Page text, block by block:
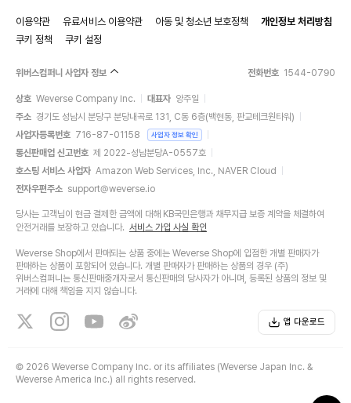
이용약관 유료서비스 이용약관 아동 및 청소년 보호정책
개인정보 처리방침
쿠키 정책
쿠키 설정
위버스컴퍼니 사업자 정보 전화번호 1544-0790
상호 Weverse Company Inc. 대표자 양주일
주소 경기도 성남시 분당구 분당내곡로 131, C동 6층(백현동, 판교테크원타워)
사업자등록번호 716-87-01158 사업자 정보 확인
통신판매업 신고번호 제 2022-성남분당A-0557호
호스팅 서비스 사업자 Amazon Web Services, Inc., NAVER Cloud
전자우편주소 support@weverse.io
당사는 고객님이 현금 결제한 금액에 대해 KB국민은행과 채무지급 보증 계약을 체결하여
안전거래를 보장하고 있습니다. 서비스 가입 사실 확인
Weverse Shop에서 판매되는 상품 중에는 Weverse Shop에 입점한 개별 판매자가
판매하는 상품이 포함되어 있습니다. 개별 판매자가 판매하는 상품의 경우 (주)
위버스컴퍼니는 통신판매중개자로서 통신판매의 당사자가 아니며, 등록된 상품의 정보 및
거래에 대해 책임을 지지 않습니다.
앱 다운로드
© 2026 Weverse Company Inc. or its affiliates (Weverse Japan Inc. &
Weverse America Inc.) all rights reserved.